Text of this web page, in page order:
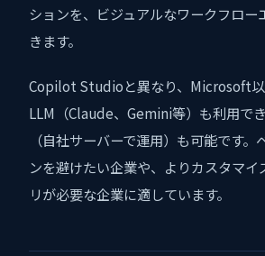
ションを、ビジュアルなワークフロー
きます。
Copilot Studioと異なり、Microsoft
LLM（Claude、Gemini等）も利用で
（自社サーバーで運用）も可能です。
ンを避けたい企業や、よりカスタマイ
リが必要な企業に適しています。